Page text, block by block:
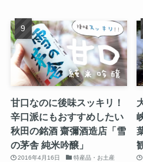
甘口なのに後味スッキリ！
辛口派にもおすすめしたい
秋田の銘酒 齋彌酒造店「雪
の茅舎 純米吟醸」
2016年4月16日
特産品・お土産